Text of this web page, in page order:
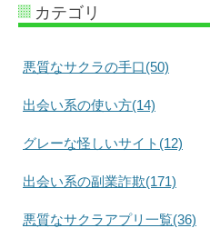
カテゴリ
悪質なサクラの手口(50)
出会い系の使い方(14)
グレーな怪しいサイト(12)
出会い系の副業詐欺(171)
悪質なサクラアプリ一覧(36)